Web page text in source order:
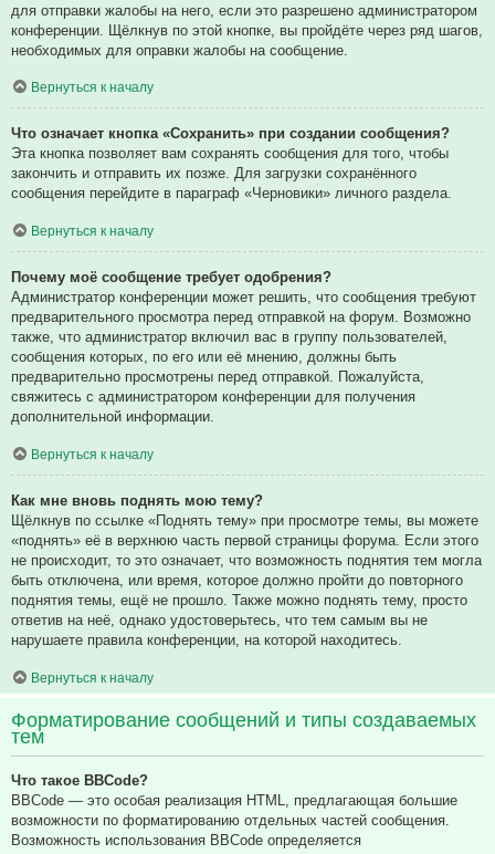
для отправки жалобы на него, если это разрешено администратором
конференции. Щёлкнув по этой кнопке, вы пройдёте через ряд шагов,
необходимых для оправки жалобы на сообщение.
Вернуться к началу
Что означает кнопка «Сохранить» при создании сообщения?
Эта кнопка позволяет вам сохранять сообщения для того, чтобы
закончить и отправить их позже. Для загрузки сохранённого
сообщения перейдите в параграф «Черновики» личного раздела.
Вернуться к началу
Почему моё сообщение требует одобрения?
Администратор конференции может решить, что сообщения требуют
предварительного просмотра перед отправкой на форум. Возможно
также, что администратор включил вас в группу пользователей,
сообщения которых, по его или её мнению, должны быть
предварительно просмотрены перед отправкой. Пожалуйста,
свяжитесь с администратором конференции для получения
дополнительной информации.
Вернуться к началу
Как мне вновь поднять мою тему?
Щёлкнув по ссылке «Поднять тему» при просмотре темы, вы можете
«поднять» её в верхнюю часть первой страницы форума. Если этого
не происходит, то это означает, что возможность поднятия тем могла
быть отключена, или время, которое должно пройти до повторного
поднятия темы, ещё не прошло. Также можно поднять тему, просто
ответив на неё, однако удостоверьтесь, что тем самым вы не
нарушаете правила конференции, на которой находитесь.
Вернуться к началу
Форматирование сообщений и типы создаваемых
тем
Что такое BBCode?
BBCode — это особая реализация HTML, предлагающая большие
возможности по форматированию отдельных частей сообщения.
Возможность использования BBCode определяется